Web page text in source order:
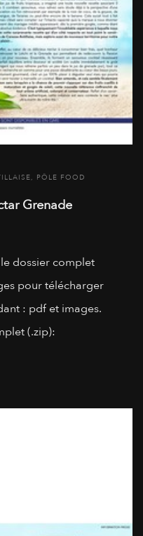
, PÔLE FOOD
Grenade
dossier complet
pour télécharger
: pdf et images.
(.zip):